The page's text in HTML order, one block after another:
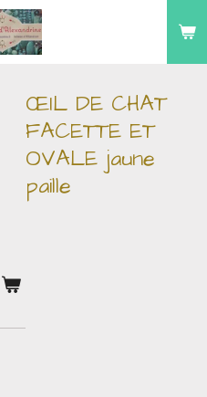
ŒIL DE CHAT
FACETTE ET
OVALE jaune
paille